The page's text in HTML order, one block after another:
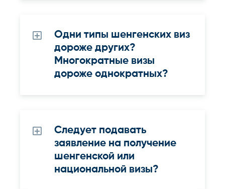
Одни типы шенгенских виз
дороже других?
Многократные визы
дороже однократных?
Следует подавать
заявление на получение
шенгенской или
национальной визы?